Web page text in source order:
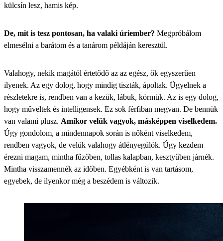
külcsín lesz, hamis kép.
De, mit is tesz pontosan, ha valaki úriember? Megpróbálom
elmesélni a barátom és a tanárom példáján keresztül.
Valahogy, nekik magától értetődő az az egész, ők egyszerűen
ilyenek. Az egy dolog, hogy mindig tiszták, ápoltak. Ügyelnek a
részletekre is, rendben van a kezük, lábuk, körmük. Az is egy dolog,
hogy műveltek és intelligensek. Ez sok férfiban megvan. De bennük
van valami plusz. Amikor velük vagyok, másképpen viselkedem.
Úgy gondolom, a mindennapok során is nőként viselkedem,
rendben vagyok, de velük valahogy átlényegülök. Úgy kezdem
érezni magam, mintha fűzőben, tollas kalapban, kesztyűben járnék.
Mintha visszamennék az időben. Egyébként is van tartásom,
egyebek, de ilyenkor még a beszédem is változik.